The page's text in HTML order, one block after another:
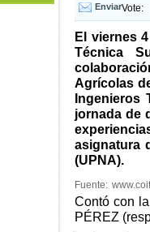
Vote:
El viernes
Técnica
Agrícolas
Ingenieros
jornada de
asignatura
(UPNA).
Fuente:
Contó con
PÉREZ